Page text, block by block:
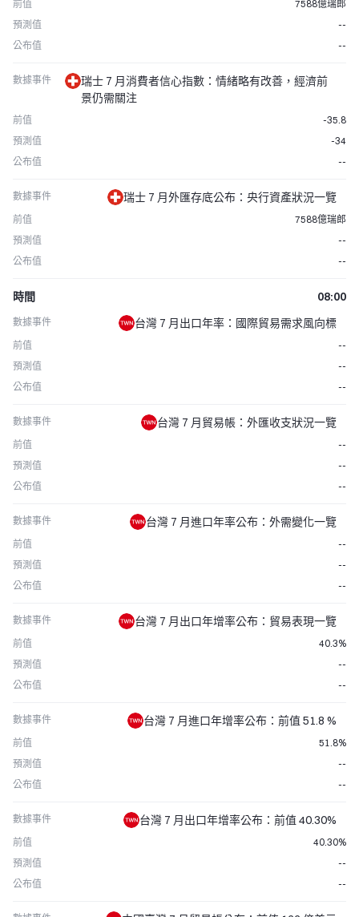
前值
7588億瑞郎
預測值
--
公布值
--
數據事件
瑞士 7 月消費者信心指數：情緒略有改善，經濟前
景仍需關注
前值
-35.8
預測值
-34
公布值
--
數據事件 瑞士 7 月外匯存底公布：央行資產狀況一覽
前值
7588億瑞郎
預測值
--
公布值
--
時間 08:00
數據事件 台灣 7 月出口年率：國際貿易需求風向標
前值
--
預測值
--
公布值
--
數據事件 台灣 7 月貿易帳：外匯收支狀況一覽
前值
--
預測值
--
公布值
--
數據事件 台灣 7 月進口年率公布：外需變化一覽
前值
--
預測值
--
公布值
--
數據事件 台灣 7 月出口年增率公布：貿易表現一覽
前值
40.3%
預測值
--
公布值
--
數據事件 台灣 7 月進口年增率公布：前值 51.8 %
前值
51.8%
預測值
--
公布值
--
數據事件 台灣 7 月出口年增率公布：前值 40.30%
前值
40.30%
預測值
--
公布值
--